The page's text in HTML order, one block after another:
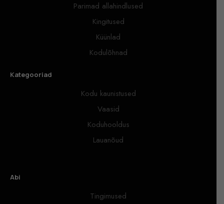
Parimad allahindlused
Kingitused
Küünlad
Kodulõhnad
Kategooriad
Kodu kaunistused
Vaasid
Koduhooldus
Lauanõud
Abi
Tingimused